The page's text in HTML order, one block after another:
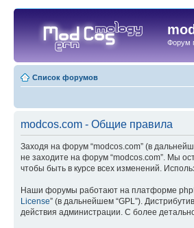
Форум
Список форумов
modcos.com - Общие правила
Заходя на форум “modcos.com” (в
не заходите на форум “modcos.com”. Мы
чтобы быть в курсе всех изменений.
Наши форумы работают на платформе
License” (в дальнейшем “GPL”).
действия администрации. С более